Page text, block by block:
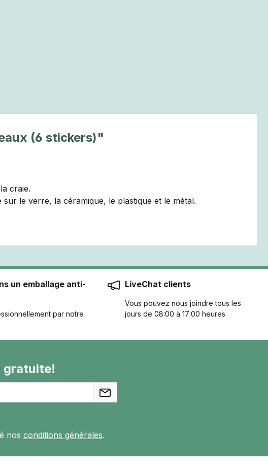
(6 stickers)"
craie.
le verre, la céramique, le plastique et le métal.
un emballage anti-
par notre
LiveChat clients
Vous pouvez nous joindre tous les
jours de 08:00 à 17:00 heures
gratuite!
nos conditions générales.